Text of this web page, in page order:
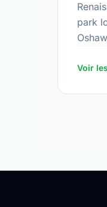
park
Voir